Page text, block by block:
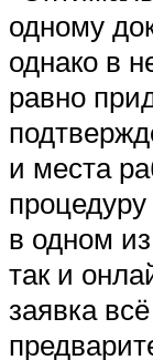
одному
однако в
равно
и места
в одном
так и
заявка